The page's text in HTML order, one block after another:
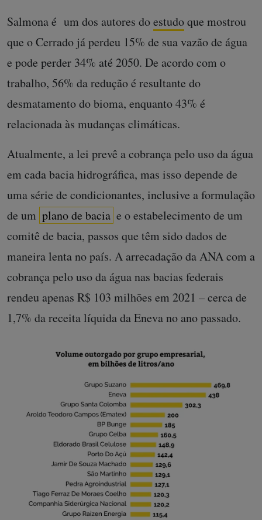
Salmona é um dos autores doestudoque mostrou
que o Cerrado já perdeu 15% de sua vazão de água
e pode perder 34% até 2050. De acordo com o
trabalho, 56% da redução é resultante do
desmatamento do bioma, enquanto 43% é
relacionada às mudanças climáticas.
Atualmente, a lei prevê a cobrança pelo uso da água
em cada bacia hidrográfica, mas isso depende de
uma série de condicionantes, inclusive a formulação
de um plano de bacia e o estabelecimento de um
comitê de bacia, passos que têm sido dados de
maneira lenta no país. A arrecadação da ANA com a
cobrança pelo uso da água nas bacias federais
rendeu apenas R$ 103 milhões em 2021 – cerca de
1,7% da receita líquida da Eneva no ano passado.